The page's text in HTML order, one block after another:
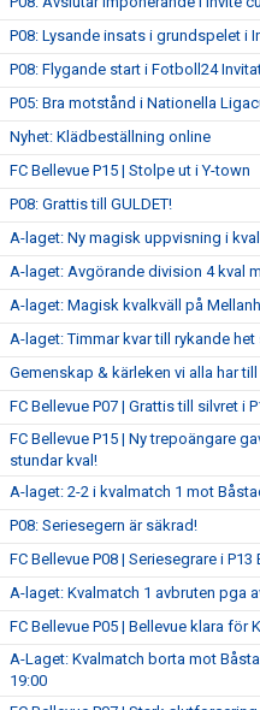
P08: Lysande insats i grundspelet i
P08: Flygande start i Fotboll24
P05: Bra motstånd i Nationella
Nyhet: Klädbeställning online
FC Bellevue P15 | Stolpe ut i Y-town
P08: Grattis till GULDET!
A-laget: Ny magisk uppvisning i
A-laget: Avgörande division 4 kval
A-laget: Magisk kvalkväll på
A-laget: Timmar kvar till rykande
Gemenskap & kärleken vi alla har
FC Bellevue P07 | Grattis till silvret i
FC Bellevue P15 | Ny trepoängare
stundar kval!
A-laget: 2-2 i kvalmatch 1 mot
P08: Seriesegern är säkrad!
FC Bellevue P08 | Seriesegrare i P13
A-laget: Kvalmatch 1 avbruten pga
FC Bellevue P05 | Bellevue klara för
A-Laget: Kvalmatch borta mot
19:00